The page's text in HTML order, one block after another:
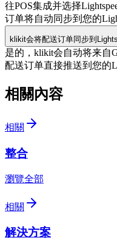
往POS集成并选择
订单将自动同步到您的
klikit会将配送订单同步到
是的，klikit会自动将来自
配送订单直接推送到您的
相關內容
相關
整合
瀏覽全部
相關
解決方案